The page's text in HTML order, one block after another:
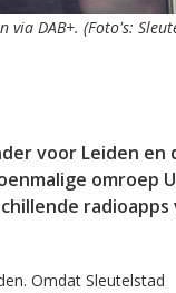
DAB+. (Foto's:
voor Leiden en
omroep
radioapps
Omdat Sleutelstad